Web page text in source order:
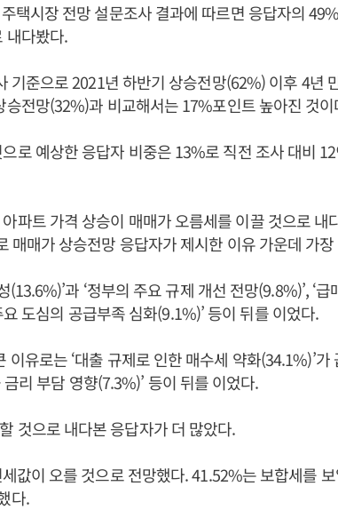
택시장 전망 설문조사 결과에 따르면 응답자의
내다봤다.
기준으로 2021년 하반기 상승전망(62%) 이후 4년
승전망(32%)과 비교해서는 17%포인트 높아진 것이
로 예상한 응답자 비중은 13%로 직전 조사 대비
파트 가격 상승이 매매가 오름세를 이끌 것으로 내
매매가 상승전망 응답자가 제시한 이유 가운데 가
(13.6%)’과 ‘정부의 주요 규제 개선 전망(9.8%)’, ‘
도심의 공급부족 심화(9.1%)’ 등이 뒤를 이었다.
유로는 ‘대출 규제로 인한 매수세 약화(34.1%)’가
리 부담 영향(7.3%)’ 등이 뒤를 이었다.
것으로 내다본 응답자가 더 많았다.
값이 오를 것으로 전망했다. 41.52%는 보합세를
다.